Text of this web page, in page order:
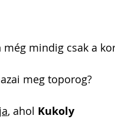
mindig csak a
meg toporog?
, ahol Kukoly